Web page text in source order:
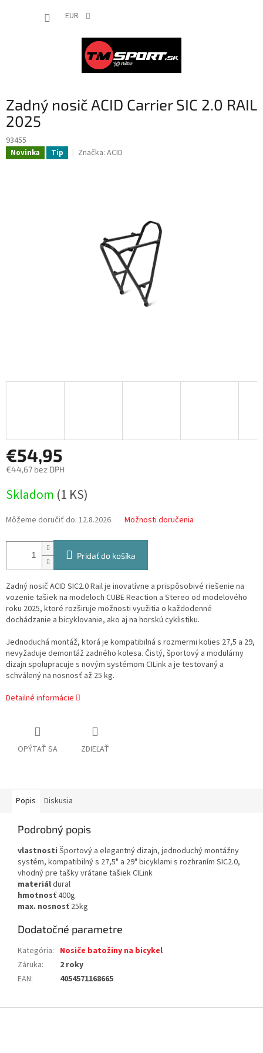
EUR
Zadný nosič ACID Carrier SIC 2.0 RAIL
2025
93455
Novinka Tip Značka: ACID
€54,95
€44,67 bez DPH
cena:
Skladom (1 KS)
Môžeme doručiť do: 12.8.2026 Možnosti doručenia
Pridať do košíka
Zadný nosič ACID SIC2.0 Rail je inovatívne a prispôsobivé riešenie na
vozenie tašiek na modeloch CUBE Reaction a Stereo od modelového
roku 2025, ktoré rozširuje možnosti využitia o každodenné
dochádzanie a bicyklovanie, ako aj na horskú cyklistiku.
Jednoduchá montáž, ktorá je kompatibilná s rozmermi kolies 27,5 a 29,
nevyžaduje demontáž zadného kolesa. Čistý, športový a modulárny
dizajn spolupracuje s novým systémom CILink a je testovaný a
schválený na nosnosť až 25 kg.
Detailné informácie
OPÝTAŤ SA ZDIEĽAŤ
Popis Diskusia
Podrobný popis
vlastnosti Športový a elegantný dizajn, jednoduchý montážny
systém, kompatibilný s 27,5" a 29" bicyklami s rozhraním SIC2.0,
vhodný pre tašky vrátane tašiek CILink
materiáldural
hmotnosť400g
max. nosnosť 25kg
Dodatočné parametre
Kategória: Nosiče batožiny na bicykel
Záruka:
2 roky
EAN: 4054571168665